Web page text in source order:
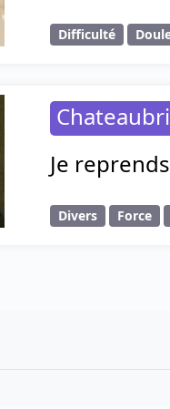
Difficulté
Je
Divers Force